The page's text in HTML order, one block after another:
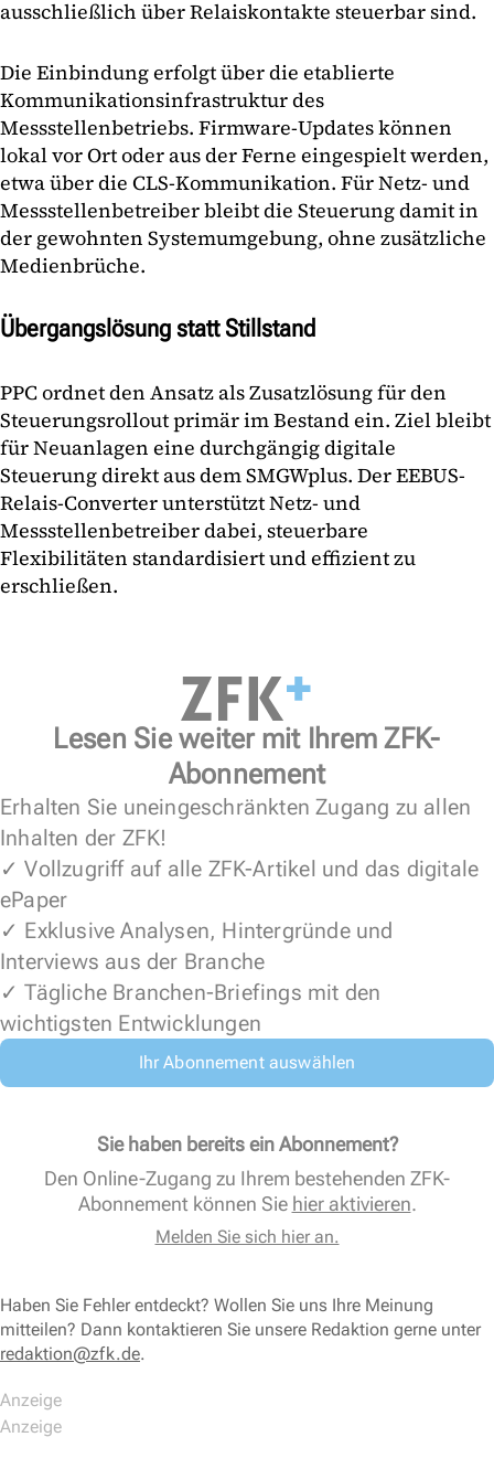
ausschließlich über Relaiskontakte steuerbar sind.
Die Einbindung erfolgt über die etablierte
Kommunikationsinfrastruktur des
Messstellenbetriebs. Firmware-Updates können
lokal vor Ort oder aus der Ferne eingespielt werden,
etwa über die CLS-Kommunikation. Für Netz- und
Messstellenbetreiber bleibt die Steuerung damit in
der gewohnten Systemumgebung, ohne zusätzliche
Medienbrüche.
Übergangslösung statt Stillstand
PPC ordnet den Ansatz als Zusatzlösung für den
Steuerungsrollout primär im Bestand ein. Ziel bleibt
für Neuanlagen eine durchgängig digitale
Steuerung direkt aus dem SMGWplus. Der EEBUS-
Relais-Converter unterstützt Netz- und
Messstellenbetreiber dabei, steuerbare
Flexibilitäten standardisiert und effizient zu
erschließen.
Lesen Sie weiter mit Ihrem ZFK-
Abonnement
Erhalten Sie uneingeschränkten Zugang zu allen
Inhalten der ZFK!
✓ Vollzugriff auf alle ZFK-Artikel und das digitale
ePaper
✓ Exklusive Analysen, Hintergründe und
Interviews aus der Branche
✓ Tägliche Branchen-Briefings mit den
wichtigsten Entwicklungen
Ihr Abonnement auswählen
Sie haben bereits ein Abonnement?
Den Online-Zugang zu Ihrem bestehenden ZFK-
Abonnement können Sie hier aktivieren.
Melden Sie sich hier an.
Haben Sie Fehler entdeckt? Wollen Sie uns Ihre Meinung
mitteilen? Dann kontaktieren Sie unsere Redaktion gerne unter
redaktion@zfk.de.